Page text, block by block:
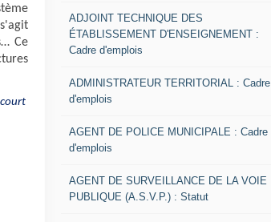
Ce
ADJOINT TECHNIQUE DES
ÉTABLISSEMENT D'ENSEIGNEMENT :
Cadre d'emplois
ADMINISTRATEUR TERRITORIAL : Cadre
d'emplois
AGENT DE POLICE MUNICIPALE : Cadre
d'emplois
AGENT DE SURVEILLANCE DE LA VOIE
PUBLIQUE (A.S.V.P.) : Statut